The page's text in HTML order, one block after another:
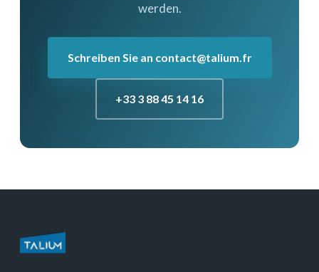
werden.
Schreiben Sie an contact@talium.fr
+33 3 88 45 14 16